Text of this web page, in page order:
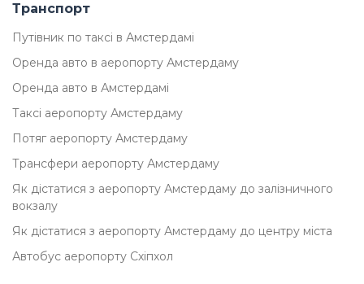
Транспорт
Путівник по таксі в Амстердамі
Оренда авто в аеропорту Амстердаму
Оренда авто в Амстердамі
Таксі аеропорту Амстердаму
Потяг аеропорту Амстердаму
Трансфери аеропорту Амстердаму
Як дістатися з аеропорту Амстердаму до залізничного
вокзалу
Як дістатися з аеропорту Амстердаму до центру міста
Автобус аеропорту Схіпхол